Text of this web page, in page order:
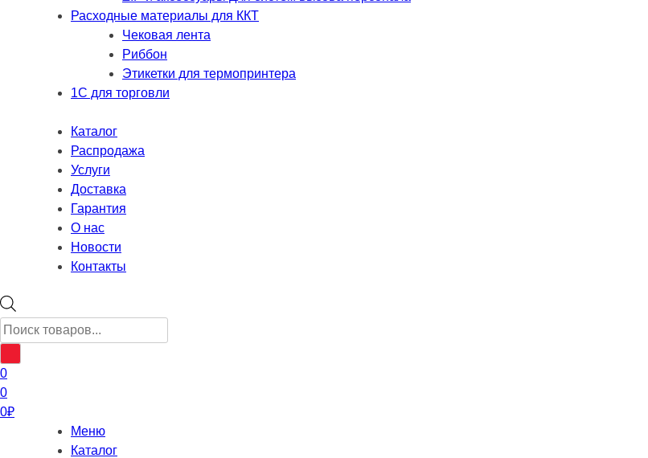
Расходные материалы для ККТ
Чековая лента
Риббон
Этикетки для термопринтера
1С для торговли
Каталог
Распродажа
Услуги
Доставка
Гарантия
О нас
Новости
Контакты
Поиск
товаров
0
0
0₽
Меню
Каталог